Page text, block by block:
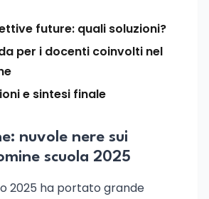
future: quali soluzioni?
per i docenti coinvolti nel
e sintesi finale
nuvole nere sui
scuola 2025
2025 ha portato grande